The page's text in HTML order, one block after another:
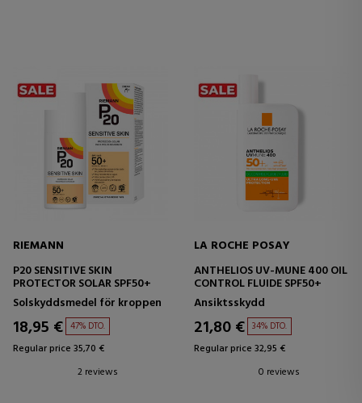
RIEMANN
P20 SENSITIVE SKIN
PROTECTOR SOLAR SPF50+
Solskyddsmedel för kroppen
18,95 € 47% DTO.
Regular price 35,70 €
2 reviews
LA ROCHE POSAY
ANTHELIOS UV-MUNE 400 OIL
CONTROL FLUIDE SPF50+
Ansiktsskydd
21,80 € 34% DTO.
Regular price 32,95 €
0 reviews